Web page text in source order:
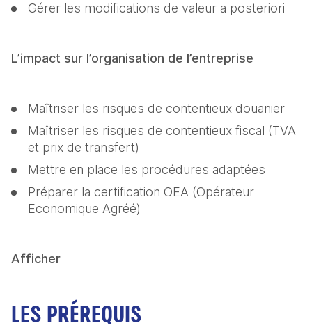
Gérer les modifications de valeur a posteriori
L’impact sur l’organisation de l’entreprise
Maîtriser les risques de contentieux douanier
Maîtriser les risques de contentieux fiscal (TVA
et prix de transfert)
Mettre en place les procédures adaptées
Préparer la certification OEA (Opérateur
Economique Agréé)
Afficher
LES PRÉREQUIS